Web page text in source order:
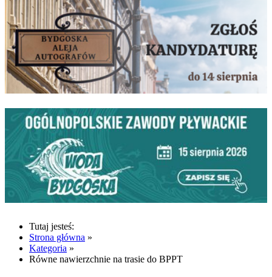
Tutaj jesteś:
Strona główna »
Kategoria »
Równe nawierzchnie na trasie do BPPT